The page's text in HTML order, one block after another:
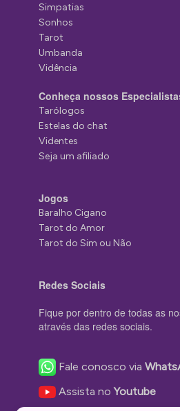
Simpatias
Sonhos
Tarot
Umbanda
Vidência
Conheça nossos
Tarólogos
Estelas do chat
Videntes
Seja um afiliado
Jogos
Baralho Cigano
Tarot do Amor
Tarot do Sim ou Não
Redes Sociais
Fique por dentro de todas as
através das redes sociais.
Fale conosco via
Assista noYoutube